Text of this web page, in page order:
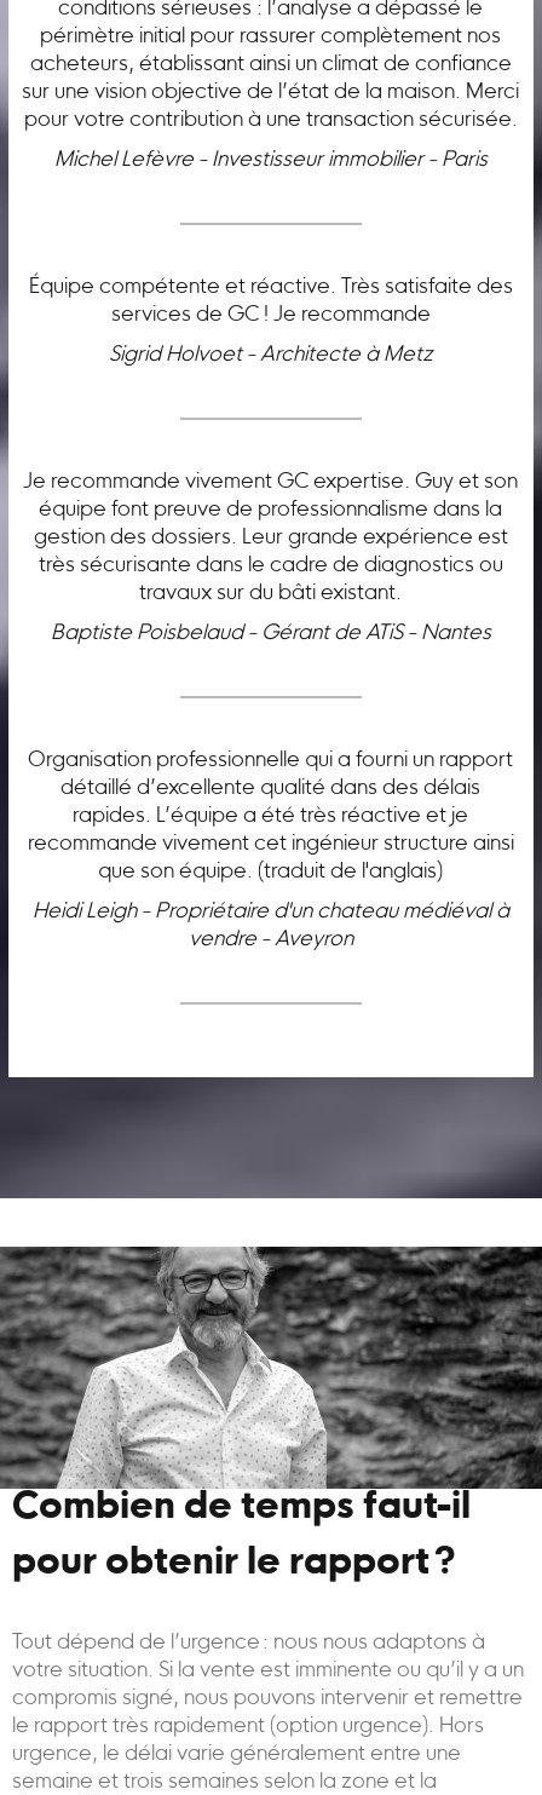
conditions sérieuses : l’analyse a dépassé le
périmètre initial pour rassurer complètement nos
acheteurs, établissant ainsi un climat de confiance
sur une vision objective de l’état de la maison. Merci
pour votre contribution à une transaction sécurisée.
Michel Lefèvre - Investisseur immobilier - Paris
Équipe compétente et réactive. Très satisfaite des
services de GC ! Je recommande
Sigrid Holvoet - Architecte à Metz
Je recommande vivement GC expertise. Guy et son
équipe font preuve de professionnalisme dans la
gestion des dossiers. Leur grande expérience est
très sécurisante dans le cadre de diagnostics ou
travaux sur du bâti existant.
Baptiste Poisbelaud - Gérant de ATiS - Nantes
Organisation professionnelle qui a fourni un rapport
détaillé d’excellente qualité dans des délais
rapides. L’équipe a été très réactive et je
recommande vivement cet ingénieur structure ainsi
que son équipe. (traduit de l'anglais)
Heidi Leigh - Propriétaire d'un chateau médiéval à
vendre - Aveyron
Combien de temps faut-il
pour obtenir le rapport ?
Tout dépend de l’urgence : nous nous adaptons à
votre situation. Si la vente est imminente ou qu’il y a un
compromis signé, nous pouvons intervenir et remettre
le rapport très rapidement (option urgence). Hors
urgence, le délai varie généralement entre une
semaine et trois semaines selon la zone et la